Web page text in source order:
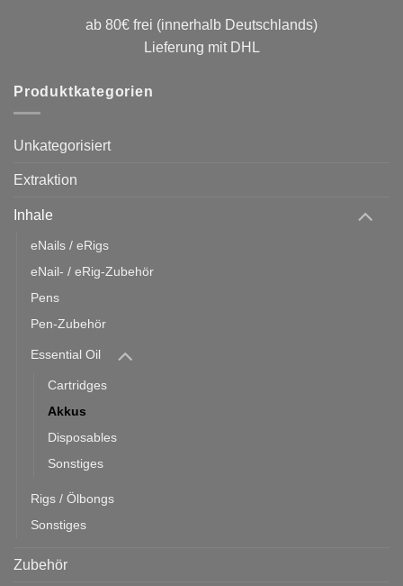
ab 80€ frei (innerhalb Deutschlands)
Lieferung mit DHL
Produktkategorien
Unkategorisiert
Extraktion
Inhale
eNails / eRigs
eNail- / eRig-Zubehör
Pens
Pen-Zubehör
Essential Oil
Cartridges
Akkus
Disposables
Sonstiges
Rigs / Ölbongs
Sonstiges
Zubehör